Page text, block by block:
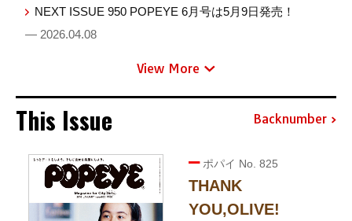
NEXT ISSUE 950 POPEYE 6月号は5月9日発売！
— 2026.04.08
View More
This Issue Backnumber
ポパイ No. 825
THANK
YOU,OLIVE!